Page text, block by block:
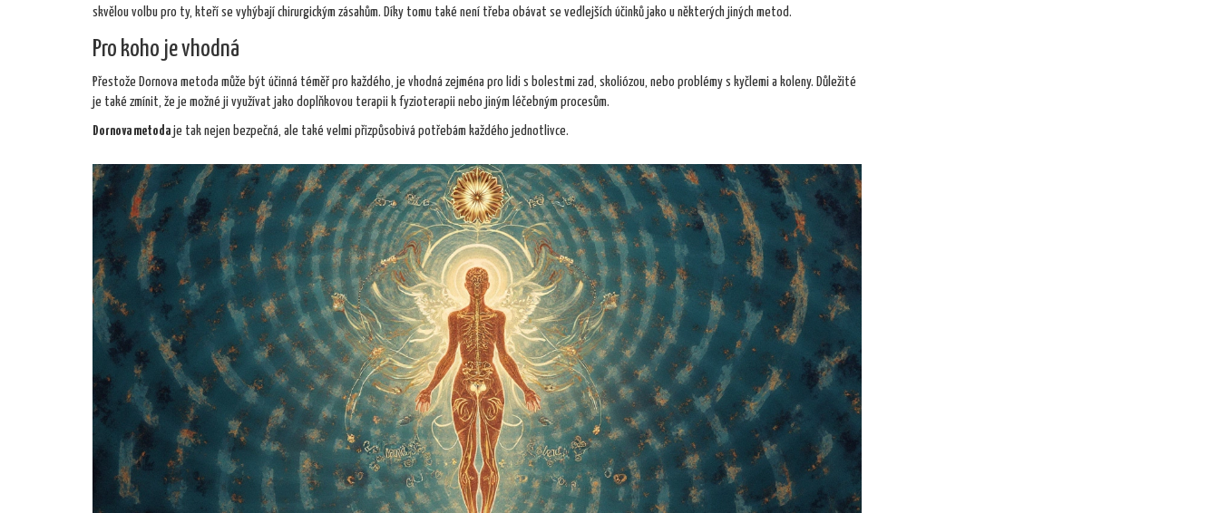
skvělou volbu pro ty, kteří se vyhýbají chirurgickým zásahům. Díky tomu také není třeba obávat se vedlejších účinků jako u některých jiných metod.
Pro koho je vhodná
Přestože Dornova metoda může být účinná téměř pro každého, je vhodná zejména pro lidi s bolestmi zad, skoliózou, nebo problémy s kyčlemi a koleny. Důležité
je také zmínit, že je možné ji využívat jako doplňkovou terapii k fyzioterapii nebo jiným léčebným procesům.
Dornova metoda je tak nejen bezpečná, ale také velmi přizpůsobivá potřebám každého jednotlivce.